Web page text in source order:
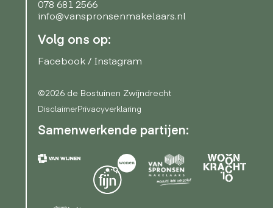
078 681 2566
info@vanspronsenmakelaars.nl
Volg ons op:
Facebook / Instagram
©2026 de Bostuinen Zwijndrecht
DisclaimerPrivacyverklaring
Samenwerkende partijen: